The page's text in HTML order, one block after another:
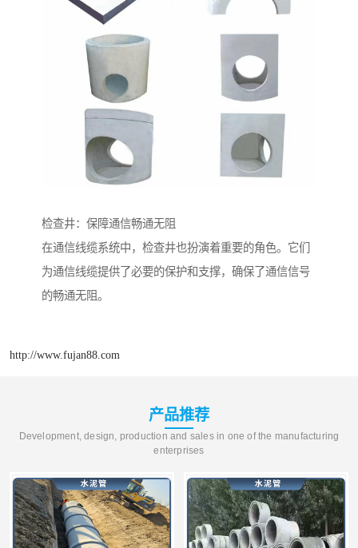
检查井：保障通信畅通无阻
在通信线缆系统中，检查井也扮演着重要的角色。它们
为通信线缆提供了必要的保护和支撑，确保了通信信号
的畅通无阻。
http://www.fujan88.com
产品推荐
Development, design, production and sales in one of the manufacturing
enterprises